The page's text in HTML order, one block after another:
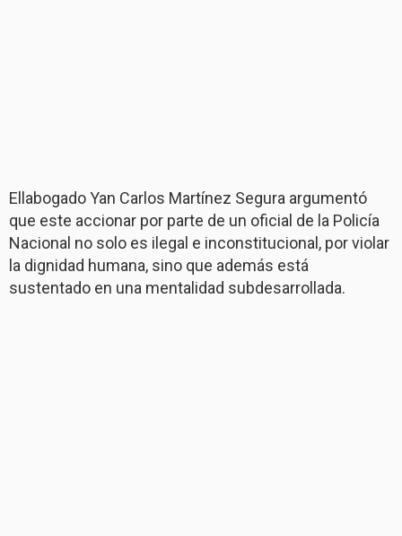
Ellabogado Yan Carlos Martínez Segura argumentó
que este accionar por parte de un oficial de la Policía
Nacional no solo es ilegal e inconstitucional, por violar
la dignidad humana, sino que además está
sustentado en una mentalidad subdesarrollada.